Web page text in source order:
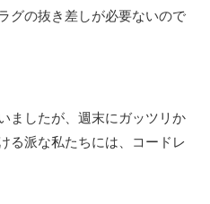
グの抜き差しが必要ないので
ましたが、週末にガッツリか
る派な私たちには、コードレ